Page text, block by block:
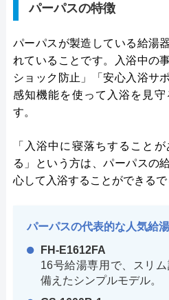
パーパスの特徴
パーパスが製造している給湯
れていることです。入浴中の
ショック防止」「安心入浴サ
感知機能を使って入浴を見守
す。
「入浴中に寝落ちすること
る」という方は、パーパスの
心して入浴することができるで
パーパスの代表的な人気給
FH-E1612FA
16号給湯専用で、スリ
備えたシンプルモデル。